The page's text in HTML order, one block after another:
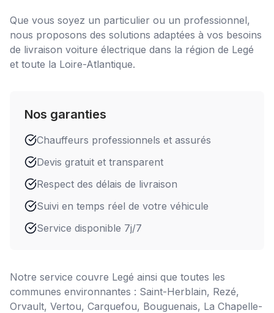
Que vous soyez un particulier ou un professionnel,
nous proposons des solutions adaptées à vos besoins
de livraison voiture électrique dans la région de Legé
et toute la Loire-Atlantique.
Nos garanties
Chauffeurs professionnels et assurés
Devis gratuit et transparent
Respect des délais de livraison
Suivi en temps réel de votre véhicule
Service disponible 7j/7
Notre service couvre Legé ainsi que toutes les
communes environnantes : Saint-Herblain, Rezé,
Orvault, Vertou, Carquefou, Bouguenais, La Chapelle-